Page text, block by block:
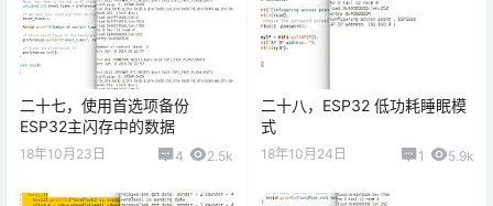
二十七，使用首选项备份
ESP32主闪存中的数据
18年10月23日 4 2.5k
二十八，ESP32 低功耗睡眠模
式
18年10月24日 1 5.9k